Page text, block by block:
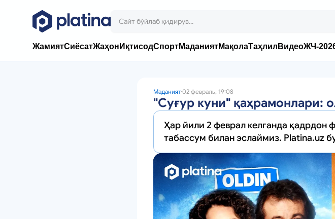
ЖамиятСиёсатЖаҳон ИқтисодСпортМаданиятМақолаТаҳлил ВидеоЖЧ-
Маданият02 февраль, 19:08
"Суғур куни" қаҳрамонлари:
Ҳар йили 2 феврал келганда қадрдон
табассум билан эслаймиз. Platina.uz